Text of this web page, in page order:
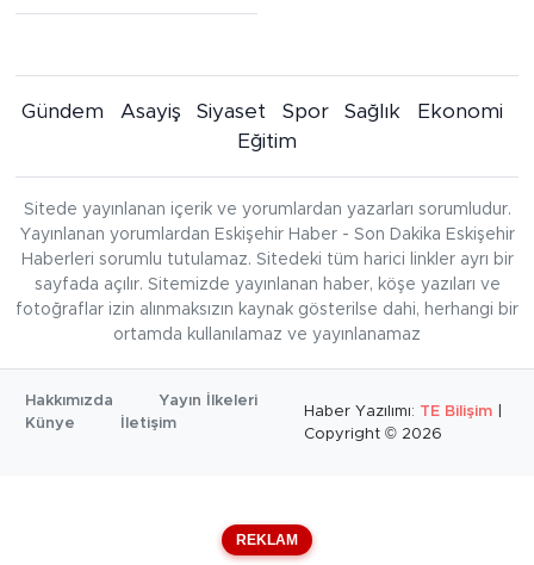
Gündem Asayiş Siyaset Spor Sağlık
Ekonomi
Eğitim
Sitede yayınlanan içerik ve yorumlardan yazarları sorumludur.
Yayınlanan yorumlardan Eskişehir Haber - Son Dakika Eskişehir
Haberleri sorumlu tutulamaz. Sitedeki tüm harici linkler ayrı bir
sayfada açılır. Sitemizde yayınlanan haber, köşe yazıları ve
fotoğraflar izin alınmaksızın kaynak gösterilse dahi, herhangi bir
ortamda kullanılamaz ve yayınlanamaz
Hakkımızda
Yayın İlkeleri
Künye
İletişim
Haber Yazılımı: TE Bilişim
Copyright © 2026
REKLAM